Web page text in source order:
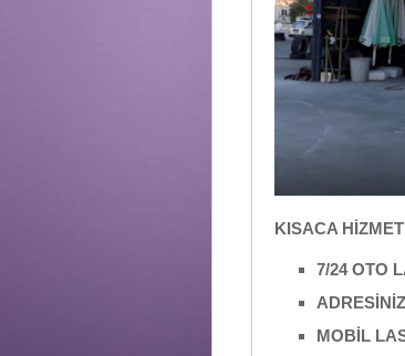
KISACA
7/24 OTO
MOBİL